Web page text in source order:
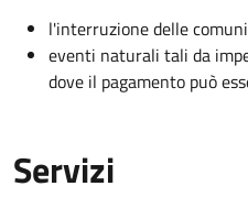
l'interruzione delle
eventi naturali tali da
dove il pagamento può
Servizi